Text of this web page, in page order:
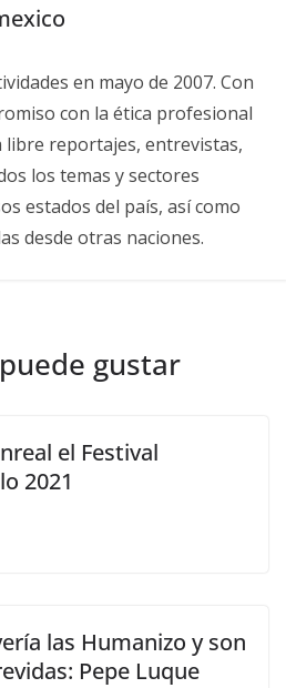
en mayo de 2007. Con
con la ética profesional
libre reportajes, entrevistas,
los temas y sectores
estados del país, así como
desde otras naciones.
gustar
el Festival
2021
las Humanizo y son
Pepe Luque